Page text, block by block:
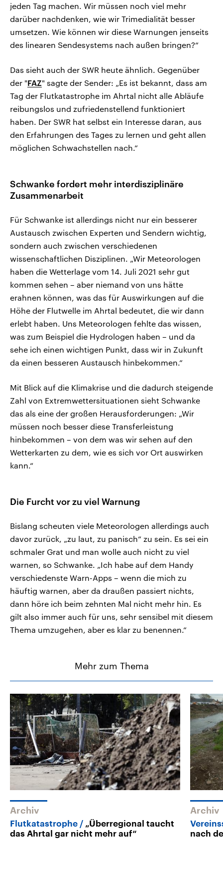
jeden Tag machen. Wir müssen noch viel mehr
darüber nachdenken, wie wir Trimedialität besser
umsetzen. Wie können wir diese Warnungen jenseits
des linearen Sendesystems nach außen bringen?“
Das sieht auch der SWR heute ähnlich. Gegenüber
der "FAZ" sagte der Sender: „Es ist bekannt, dass am
Tag der Flutkatastrophe im Ahrtal nicht alle Abläufe
reibungslos und zufriedenstellend funktioniert
haben. Der SWR hat selbst ein Interesse daran, aus
den Erfahrungen des Tages zu lernen und geht allen
möglichen Schwachstellen nach.“
Schwanke fordert mehr interdisziplinäre
Zusammenarbeit
Für Schwanke ist allerdings nicht nur ein besserer
Austausch zwischen Experten und Sendern wichtig,
sondern auch zwischen verschiedenen
wissenschaftlichen Disziplinen. „Wir Meteorologen
haben die Wetterlage vom 14. Juli 2021 sehr gut
kommen sehen – aber niemand von uns hätte
erahnen können, was das für Auswirkungen auf die
Höhe der Flutwelle im Ahrtal bedeutet, die wir dann
erlebt haben. Uns Meteorologen fehlte das wissen,
was zum Beispiel die Hydrologen haben – und da
sehe ich einen wichtigen Punkt, dass wir in Zukunft
da einen besseren Austausch hinbekommen.“
Mit Blick auf die Klimakrise und die dadurch steigende
Zahl von Extremwettersituationen sieht Schwanke
das als eine der großen Herausforderungen: „Wir
müssen noch besser diese Transferleistung
hinbekommen – von dem was wir sehen auf den
Wetterkarten zu dem, wie es sich vor Ort auswirken
kann.“
Die Furcht vor zu viel Warnung
Bislang scheuten viele Meteorologen allerdings auch
davor zurück, „zu laut, zu panisch“ zu sein. Es sei ein
schmaler Grat und man wolle auch nicht zu viel
warnen, so Schwanke. „Ich habe auf dem Handy
verschiedenste Warn-Apps – wenn die mich zu
häuftig warnen, aber da draußen passiert nichts,
dann höre ich beim zehnten Mal nicht mehr hin. Es
gilt also immer auch für uns, sehr sensibel mit diesem
Thema umzugehen, aber es klar zu benennen.“
Mehr zum Thema
Archiv
Flutkatastrophe
„Überregional taucht
das Ahrtal gar nicht mehr auf“
Archiv
nach